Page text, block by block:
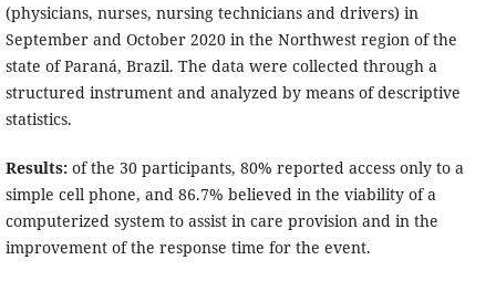
(physicians, nurses, nursing technicians and drivers) in
September and October 2020 in the Northwest region of the
state of Paraná, Brazil. The data were collected through a
structured instrument and analyzed by means of descriptive
statistics.
Results:of the 30 participants, 80% reported access only to a
simple cell phone, and 86.7% believed in the viability of a
computerized system to assist in care provision and in the
improvement of the response time for the event.